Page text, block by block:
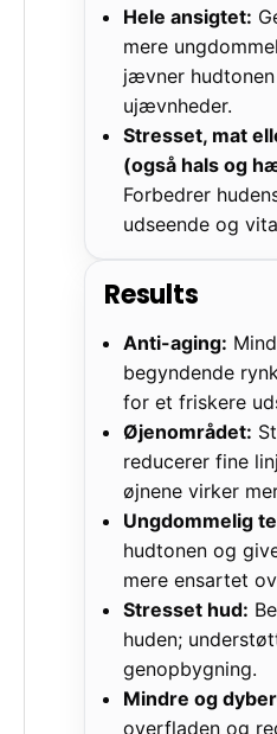
Hele ansigtet:
mere
jævner
ujævnheder.
Stresset, mat
(også hals og
Forbedrer
udseende og
Results
Anti-aging:
begyndende
for et friskere
Øjenområdet:
reducerer fine
øjnene virker
Ungdommelig
hudtonen og
mere ensartet
Stresset hud:
huden;
genopbygning.
Mindre og
overfladen og